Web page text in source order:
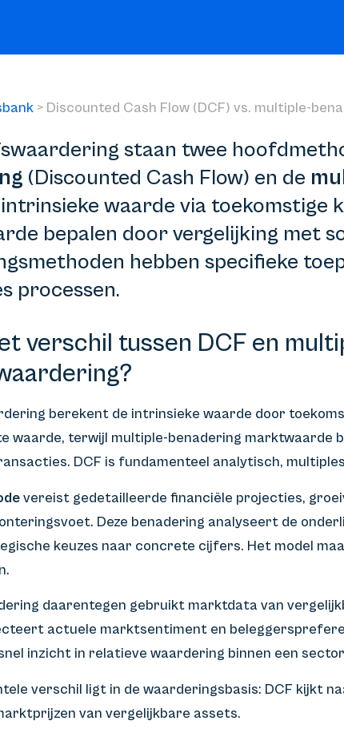
> Discounted Cash Flow (DCF) vs. multiple-
staan twee
(Discounted Cash Flow) en de
waarde via toekomstige
bepalen door vergelijking met
hebben specifieke
processen.
verschil tussen DCF en
berekent de intrinsieke waarde door
waarde, terwijl multiple-benadering marktwaarde
DCF is fundamenteel analytisch,
vereist gedetailleerde financiële projecties,
Deze benadering analyseert de
keuzes naar concrete cijfers. Het model
daarentegen gebruikt marktdata van
actuele marktsentiment en
inzicht in relatieve waardering binnen een
verschil ligt in de waarderingsbasis: DCF kijkt
van vergelijkbare assets.